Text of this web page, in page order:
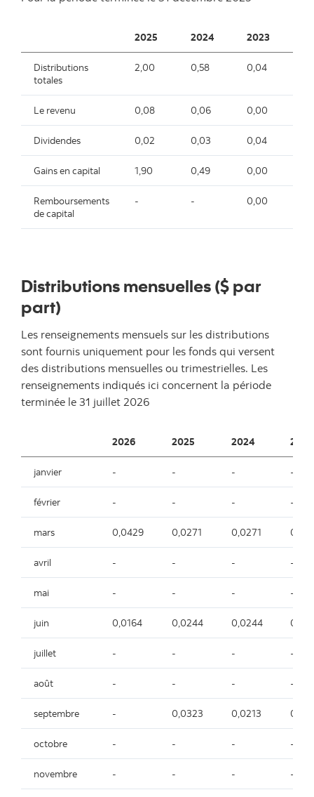
2025 2024 2023
Distributions
totales
2,00 0,58 0,04
Le revenu 0,08 0,06 0,00
Dividendes 0,02 0,03 0,04
Gains en capital 1,90 0,49 0,00
Remboursements
de capital
- - 0,00
Distributions mensuelles ($ par
part)
Les renseignements mensuels sur les distributions
sont fournis uniquement pour les fonds qui versent
des distributions mensuelles ou trimestrielles. Les
renseignements indiqués ici concernent la période
terminée le 31 juillet 2026
2026 2025 2024 2023
janvier - - - -
février - - - -
mars 0,0429 0,0271 0,0271
avril - - - -
mai - - - -
juin 0,0164 0,0244 0,0244
juillet - - - -
août - - - -
septembre - 0,0323 0,0213
octobre - - - -
novembre - - - -